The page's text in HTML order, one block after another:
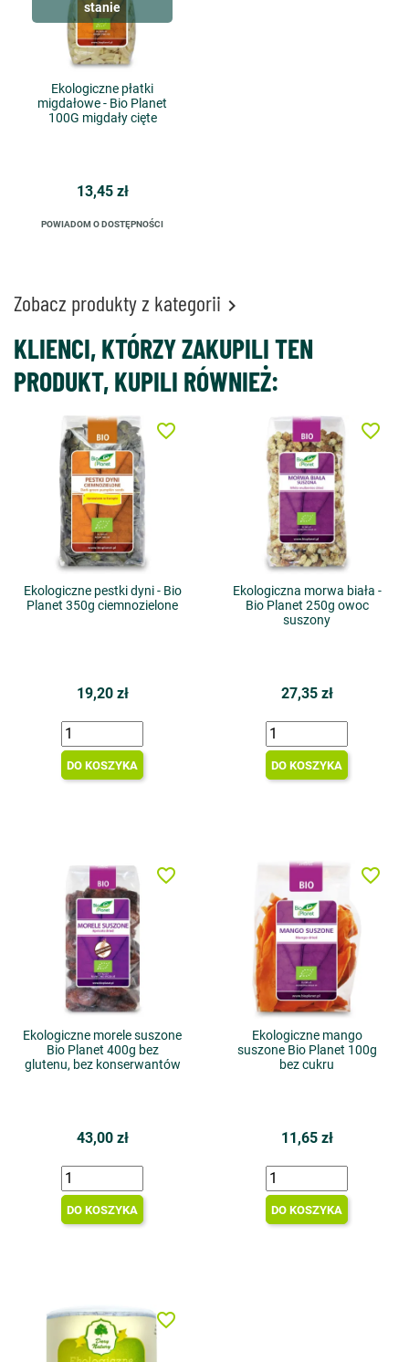
stanie
Ekologiczne płatki
migdałowe - Bio Planet
100G migdały cięte
13,45 zł
POWIADOM O DOSTĘPNOŚCI
Zobacz produkty z kategorii 
KLIENCI, KTÓRZY ZAKUPILI TEN
PRODUKT, KUPILI RÓWNIEŻ:
Ekologiczne pestki dyni - Bio
Planet 350g ciemnozielone
19,20 zł
DO KOSZYKA
favorite_border
Ekologiczna morwa biała -
Bio Planet 250g owoc
suszony
27,35 zł
DO KOSZYKA
favorite_border
Ekologiczne morele suszone
Bio Planet 400g bez
glutenu, bez konserwantów
43,00 zł
DO KOSZYKA
favorite_border
Ekologiczne mango
suszone Bio Planet 100g
bez cukru
11,65 zł
DO KOSZYKA
favorite_border
favorite_border